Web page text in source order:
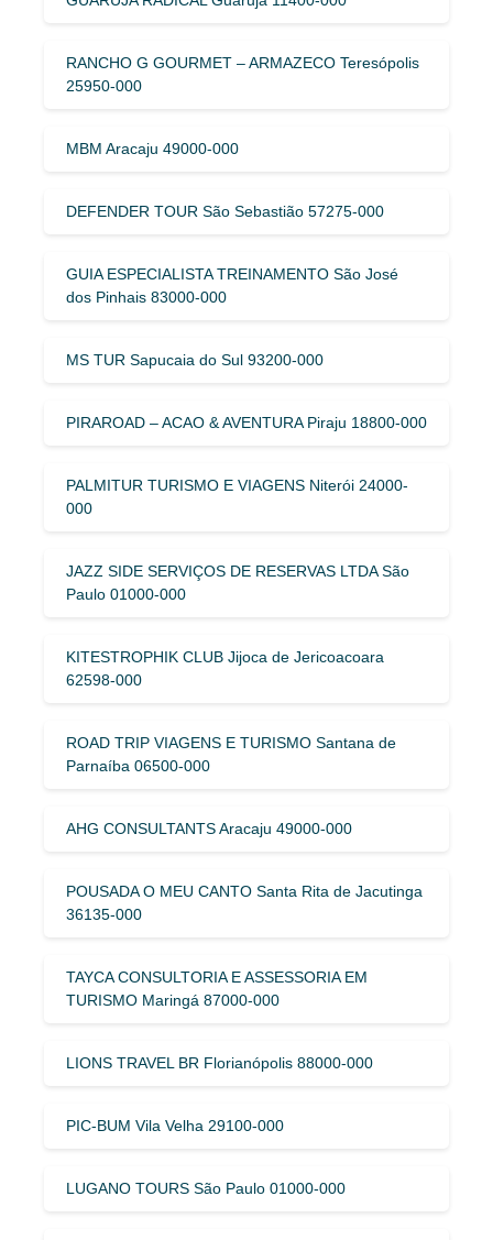
RANCHO G GOURMET – ARMAZECO Teresópolis
25950-000
MBM Aracaju 49000-000
DEFENDER TOUR São Sebastião 57275-000
GUIA ESPECIALISTA TREINAMENTO São José
dos Pinhais 83000-000
MS TUR Sapucaia do Sul 93200-000
PIRAROAD – ACAO & AVENTURA Piraju 18800-000
PALMITUR TURISMO E VIAGENS Niterói 24000-
000
JAZZ SIDE SERVIÇOS DE RESERVAS LTDA São
Paulo 01000-000
KITESTROPHIK CLUB Jijoca de Jericoacoara
62598-000
ROAD TRIP VIAGENS E TURISMO Santana de
Parnaíba 06500-000
AHG CONSULTANTS Aracaju 49000-000
POUSADA O MEU CANTO Santa Rita de Jacutinga
36135-000
TAYCA CONSULTORIA E ASSESSORIA EM
TURISMO Maringá 87000-000
LIONS TRAVEL BR Florianópolis 88000-000
PIC-BUM Vila Velha 29100-000
LUGANO TOURS São Paulo 01000-000